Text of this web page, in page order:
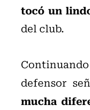
tocó un
del club.
defensor
mucha